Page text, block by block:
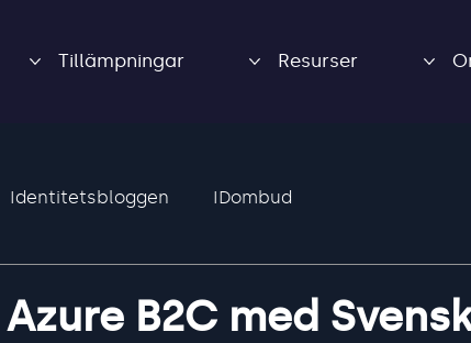
Tillämpningar Resurser
Identitetsbloggen IDombud
B2C med